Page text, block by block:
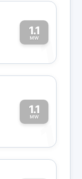
1.1
MW1
1.1
MW
1